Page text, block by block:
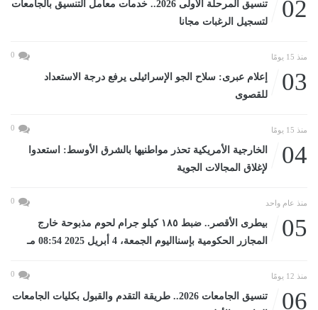
02
تنسيق المرحلة الأولى 2026.. خدمات معامل التنسيق بالجامعات
لتسجيل الرغبات مجانا
منذ 15 يومًا 0
03
إعلام عبرى: سلاح الجو الإسرائيلى يرفع درجة الاستعداد
للقصوى
منذ 15 يومًا 0
04
الخارجية الأمريكية تحذر مواطنيها بالشرق الأوسط: استعدوا
لإغلاق المجالات الجوية
منذ عام واحد 0
05
بيطرى الأقصر.. ضبط ١٨٥ كيلو جرام لحوم مذبوحة خارج
المجازر الحكومية بإسنااليوم الجمعة، 4 أبريل 2025 08:54 مـ
منذ 12 يومًا 0
06
تنسيق الجامعات 2026.. طريقة التقدم والقبول بكليات الجامعات